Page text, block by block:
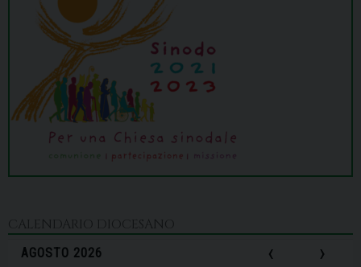
CALENDARIO DIOCESANO
‹
AGOSTO 2026 ›